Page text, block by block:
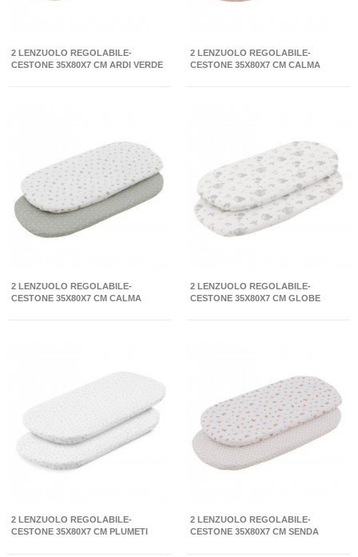
2 LENZUOLO REGOLABILE-
CESTONE 35X80X7 CM ARDI VERDE
2 LENZUOLO REGOLABILE-
CESTONE 35X80X7 CM CALMA
2 LENZUOLO REGOLABILE-
CESTONE 35X80X7 CM CALMA
2 LENZUOLO REGOLABILE-
CESTONE 35X80X7 CM GLOBE
2 LENZUOLO REGOLABILE-
CESTONE 35X80X7 CM PLUMETI
2 LENZUOLO REGOLABILE-
CESTONE 35X80X7 CM SENDA